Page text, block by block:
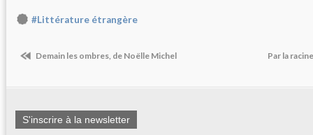
#Littérature étrangère
Demain les ombres, de Noëlle Michel Par la
S'inscrire à la newsletter